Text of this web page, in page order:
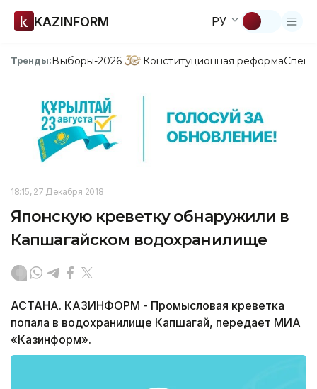
KAZINFORM РУ
Тренды:Выборы-2026 Конституционная реформа
18:15, 27 Декабря 2018
Японскую креветку обнаружили в
Капшагайском водохранилище
АСТАНА. КАЗИНФОРМ - Промысловая креветка
попала в водохранилище Капшагай, передает МИА
«Казинформ».